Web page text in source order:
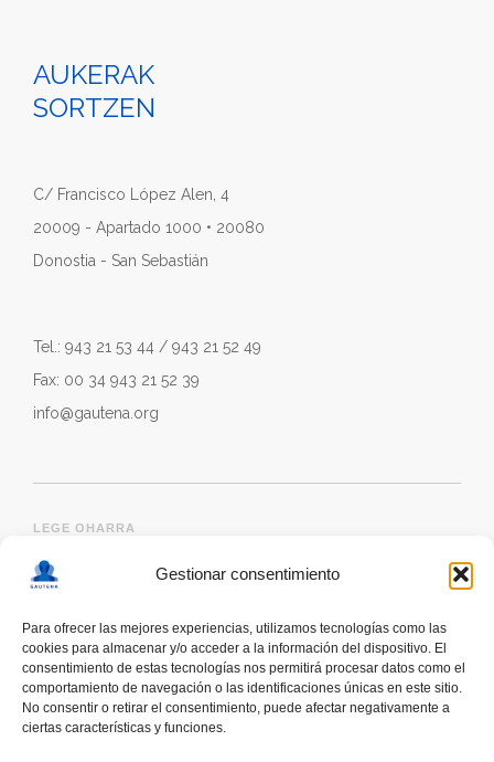
Gestionar consentimiento
Para ofrecer las mejores experiencias, utilizamos tecnologías como las
cookies para almacenar y/o acceder a la información del dispositivo. El
consentimiento de estas tecnologías nos permitirá procesar datos como el
comportamiento de navegación o las identificaciones únicas en este sitio.
No consentir o retirar el consentimiento, puede afectar negativamente a
ciertas características y funciones.
AUKERAK
SORTZEN
C/ Francisco López Alen, 4
20009 - Apartado 1000 • 20080
Donostia - San Sebastián
Tel.: 943 21 53 44 / 943 21 52 49
Fax: 00 34 943 21 52 39
info@gautena.org
LEGE OHARRA
deskonektapp